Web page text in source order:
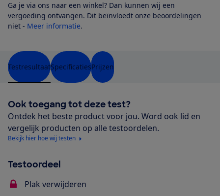
Ga je via ons naar een winkel? Dan kunnen wij een
vergoeding ontvangen. Dit beïnvloedt onze beoordelingen
niet - Meer informatie.
TestresultaatSpecificatiesPrijzen
Ook toegang tot deze test?
Ontdek het beste product voor jou. Word ook lid en
vergelijk producten op alle testoordelen.
Bekijk hier hoe wij testen
Testoordeel
Plak verwijderen